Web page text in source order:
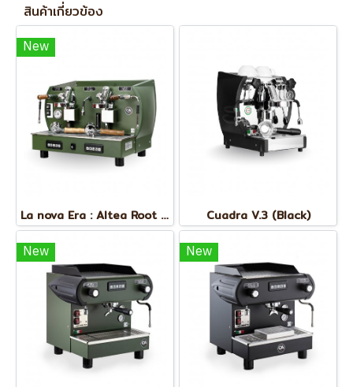
สินค้าเกี่ยวข้อง
New
La nova Era : Altea Root (Juniper Green) Cuadra V.3 (Black)
New New